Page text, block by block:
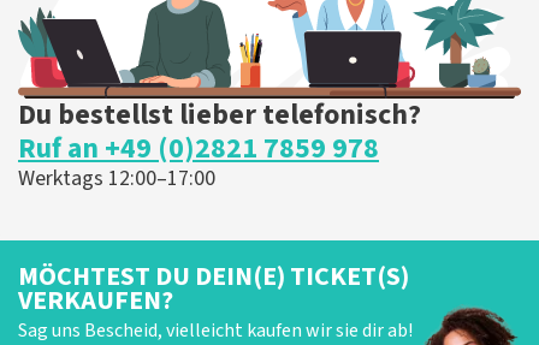
Du bestellst lieber telefonisch?
Ruf an +49 (0)2821 7859 978
Werktags 12:00–17:00
MÖCHTEST DU DEIN(E) TICKET(S)
VERKAUFEN?
Sag uns Bescheid, vielleicht kaufen wir sie dir ab!